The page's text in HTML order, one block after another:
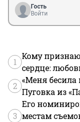
Гость
Войти
1
Кому
сердце:
2
«Меня бесила
Пуговка из
3
Его
местам